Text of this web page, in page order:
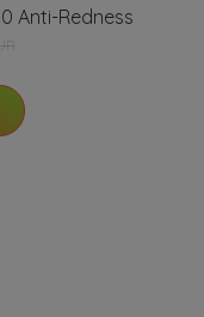
Anti-Redness